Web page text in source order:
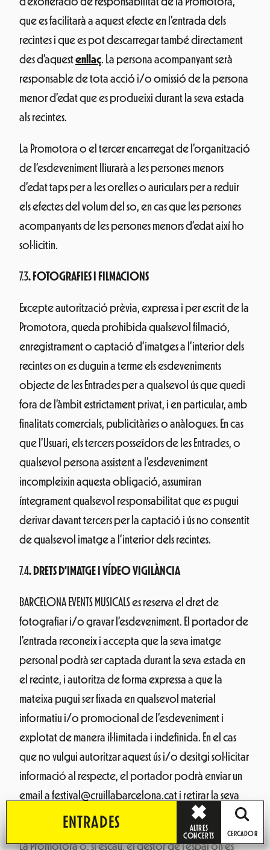
que es facilitarà a aquest efecte en l’entrada dels
recintes i que es pot descarregar també directament
des d’aquestenllaç. La persona acompanyant serà
responsable de tota acció i/o omissió de la persona
menor d’edat que es produeixi durant la seva estada
als recintes.
La Promotora o el tercer encarregat de l’organització
de l’esdeveniment lliurarà a les persones menors
d’edat taps per a les orelles o auriculars per a reduir
els efectes del volum del so, en cas que les persones
acompanyants de les persones menors d’edat així ho
sol·licitin.
7.3. FOTOGRAFIES I FILMACIONS
Excepte autorització prèvia, expressa i per escrit de la
Promotora, queda prohibida qualsevol filmació,
enregistrament o captació d’imatges a l’interior dels
recintes on es duguin a terme els esdeveniments
objecte de les Entrades per a qualsevol ús que quedi
fora de l’àmbit estrictament privat, i en particular, amb
finalitats comercials, publicitàries o anàlogues. En cas
que l’Usuari, els tercers posseïdors de les Entrades, o
qualsevol persona assistent a l’esdeveniment
incompleixin aquesta obligació, assumiran
íntegrament qualsevol responsabilitat que es pugui
derivar davant tercers per la captació i ús no consentit
de qualsevol imatge a l’interior dels recintes.
7.4. DRETS D’IMATGE I VÍDEO VIGILÀNCIA
BARCELONA EVENTS MUSICALS es reserva el dret de
fotografiar i/o gravar l’esdeveniment. El portador de
l’entrada reconeix i accepta que la seva imatge
personal podrà ser captada durant la seva estada en
el recinte, i autoritza de forma expressa a que la
mateixa pugui ser fixada en qualsevol material
informatiu i/o promocional de l’esdeveniment i
explotat de manera il·limitada i indefinida. En el cas
que no vulgui autoritzar aquest ús i/o desitgi sol·licitar
informació al respecte, el portador podrà enviar un
email a festival@cruillabarcelona.cat i retirar la seva
autorització si ho desitja.
La Promotora o, si escau, el gestor de l’espai on es
ENTRADES
ALTRES
CONCERTS
CERCADOR